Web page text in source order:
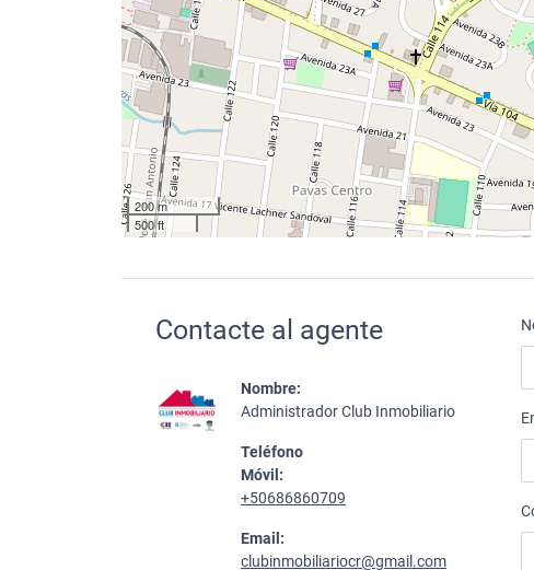
200 m
500 ft
Contacte al agente
Nombre:
Administrador Club Inmobiliario
Teléfono
Móvil:
+50686860709
Email:
clubinmobiliariocr@gmail.com